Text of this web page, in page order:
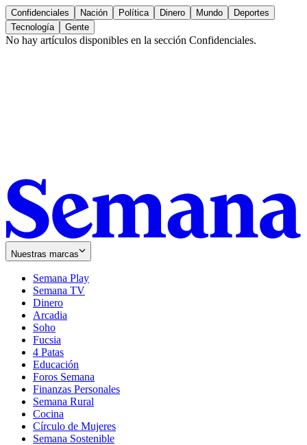
Confidenciales Nación Política Dinero Mundo
Deportes
Tecnología
Gente
No hay artículos disponibles en la sección Confidenciales.
Nuestras marcas
Semana Play
Semana TV
Dinero
Arcadia
Soho
in
new
window
Fucsia
in
new
window
4 Patas
Educación
Foros Semana
Finanzas Personales
Semana Rural
Cocina
Círculo de Mujeres
Semana Sostenible